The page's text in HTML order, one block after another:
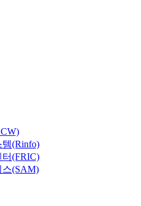
(Rinfo)
(FRIC)
스(SAM)